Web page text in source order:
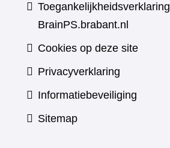
Toegankelijkheidsverklaring
BrainPS.brabant.nl
Cookies op deze site
Privacyverklaring
Informatiebeveiliging
Sitemap